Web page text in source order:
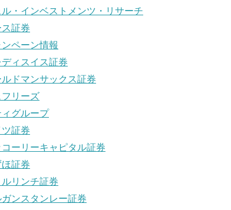
ル・インベストメンツ・リサーチ
ス証券
ンペーン情報
ディスイス証券
ルドマンサックス証券
フリーズ
ィグループ
ツ証券
コーリーキャピタル証券
証券
ルリンチ証券
ガンスタンレー証券